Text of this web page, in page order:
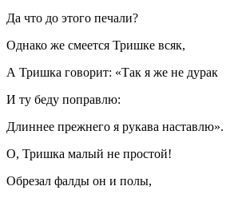
Да что до этого печали?
Однако же смеется Тришке всяк,
А Тришка говорит: «Так я же не дурак
И ту беду поправлю:
Длиннее прежнего я рукава наставлю».
О, Тришка малый не простой!
Обрезал фалды он и полы,